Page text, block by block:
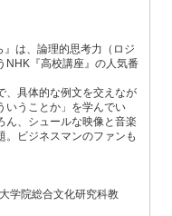
は、論理的思考力（ロジ
NHK『高校講座』の人気番
、具体的な例文を交えなが
いうことか」を学んでい
ん、シュールな映像と音楽
。ビジネスマンのファンも
学院総合文化研究科教